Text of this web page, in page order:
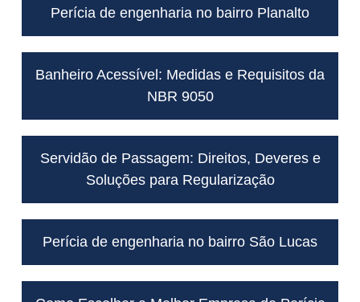
Perícia de engenharia no bairro Planalto
Banheiro Acessível: Medidas e Requisitos da
NBR 9050
Servidão de Passagem: Direitos, Deveres e
Soluções para Regularização
Perícia de engenharia no bairro São Lucas